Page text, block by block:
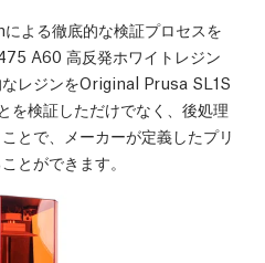
よる徹底的な検証プロセスを
A60 高反発ホワイトレジン
レジンをOriginal Prusa SL1S
を検証しただけでなく、後処理
とで、メーカーが定義したプリ
とができます。